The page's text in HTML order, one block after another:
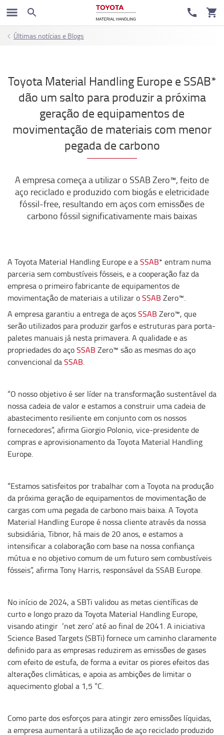
Últimas notícias e Blogs
Toyota Material Handling Europe e SSAB*
dão um salto para produzir a próxima
geração de equipamentos de
movimentação de materiais com menor
pegada de carbono
A empresa começa a utilizar o SSAB Zero™, feito de
aço reciclado e produzido com biogás e eletricidade
fóssil-free, resultando em aços com emissões de
carbono fóssil significativamente mais baixas
A Toyota Material Handling Europe e aSSAB* entram numa
parceria sem combustíveis fósseis, e a cooperação faz da
empresa o primeiro fabricante de equipamentos de
movimentação de materiais a utilizar oSSAB Zero™.
A empresa garantiu a entrega de açosSSAB Zero™, que
serão utilizados para produzir garfos e estruturas para porta-
paletes manuais já nesta primavera. A qualidade e as
propriedades do açoSSAB Zero™ são as mesmas do aço
convencional daSSAB.
“O nosso objetivo é ser líder na transformação sustentável da
nossa cadeia de valor e estamos a construir uma cadeia de
abastecimento resiliente em conjunto com os nossos
fornecedores”, afirma Giorgio Polonio, vice-presidente de
compras e aprovisionamento da Toyota Material Handling
Europe.
“Estamos satisfeitos por trabalhar com a Toyota na produção
da próxima geração de equipamentos de movimentação de
cargas com uma pegada de carbono mais baixa. A Toyota
Material Handling Europe é nossa cliente através da nossa
subsidiária, Tibnor, há mais de 20 anos, e estamos a
intensificar a colaboração com base na nossa confiança
mútua e no objetivo comum de um futuro sem combustíveis
fósseis”, afirma Tony Harris, responsável da SSAB Europe.
No início de 2024, a SBTi validou as metas científicas de
curto e longo prazo da Toyota Material Handling Europe,
visando atingir ‘net zero’ até ao final de 2041. A iniciativa
Science Based Targets (SBTi) fornece um caminho claramente
definido para as empresas reduzirem as emissões de gases
com efeito de estufa, de forma a evitar os piores efeitos das
alterações climáticas, e apoia as ambições de limitar o
aquecimento global a 1,5 °C.
Como parte dos esforços para atingir zero emissões líquidas,
a empresa aumentará a utilização de aço reciclado produzido